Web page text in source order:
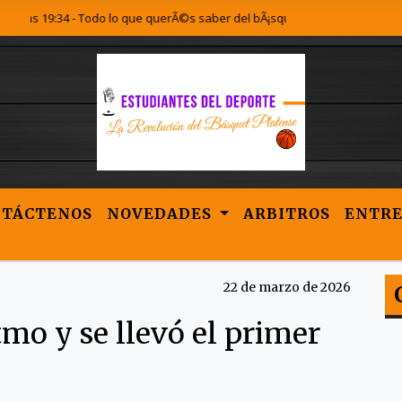
- Todo lo que querÃ©s saber del bÃ¡squet Platense lo encontrÃ¡s acÃ¡.
NOVEDADES ARBITROS
22 de marzo de 2026
y se llevó el primer